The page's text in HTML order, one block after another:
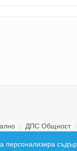
ДПС Общност
персонализира